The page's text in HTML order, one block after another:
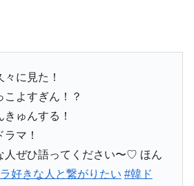
に見た！
こよすぎん！？
ゅんする！
マ！
人ぜひ語ってください〜♡ ほん
好きな人と繋がりたい #韓ド